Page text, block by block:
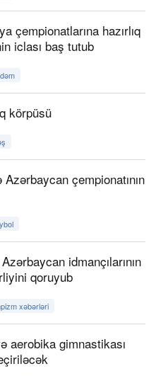
çempionatlarına hazırlıq
iclası baş tutub
körpüsü
çempionatının
idmançılarının
qoruyub
xəbərləri
aerobika gimnastikası